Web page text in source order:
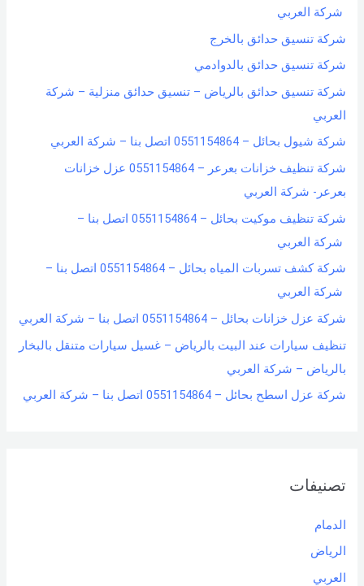
شركة العربي
شركة تنسيق حدائق بالخرج
شركة تنسيق حدائق بالدوادمي
شركة تنسيق حدائق بالرياض – تنسيق حدائق منزلية – شركة
العربي
شركة شيول بحائل – 0551154864 اتصل بنا – شركة العربي
شركة تنظيف خزانات بعرعر – 0551154864 عزل خزانات
بعرعر- شركة العربي
شركة تنظيف موكيت بحائل – 0551154864 اتصل بنا –
شركة العربي
شركة كشف تسربات المياه بحائل – 0551154864 اتصل بنا –
شركة العربي
شركة عزل خزانات بحائل – 0551154864 اتصل بنا – شركة العربي
تنظيف سيارات عند البيت بالرياض – غسيل سيارات متنقل بالبخار
بالرياض – شركة العربي
شركة عزل اسطح بحائل – 0551154864 اتصل بنا – شركة العربي
تصنيفات
الدمام
الرياض
العربي